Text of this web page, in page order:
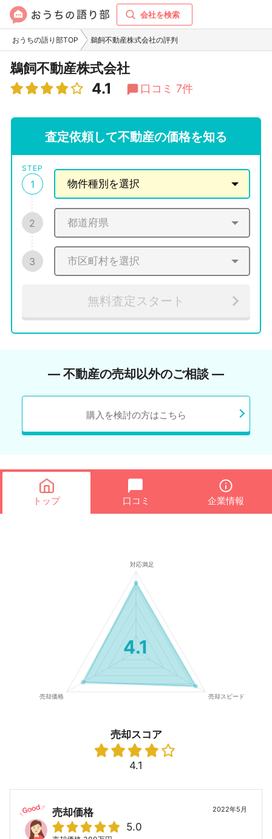
会社を検索
おうちの語り部TOP 鵜飼不動産株式会社の評判
鵜飼不動産株式会社
4.1 口コミ 7件
査定依頼して不動産の価格を知る
STEP
1
2
3
無料査定スタート
― 不動産の売却以外のご相談 ―
購入を検討の方はこちら
トップ 口コミ 企業情報
4.1
売却スコア
4.1
2022年5月
売却価格
5.0